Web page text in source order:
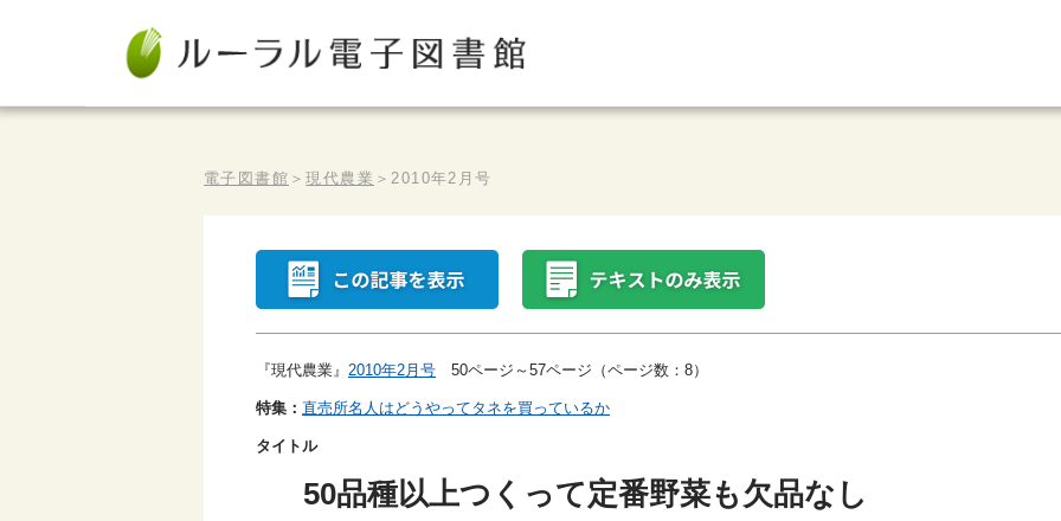
電子図書館 ＞現代農業 ＞2010年2月号
『現代農業』 2010年2月号 50ページ～57ページ（ページ数：8）
特集： 直売所名人はどうやってタネを買っているか
タイトル
50品種以上つくって定番野菜も欠品なし